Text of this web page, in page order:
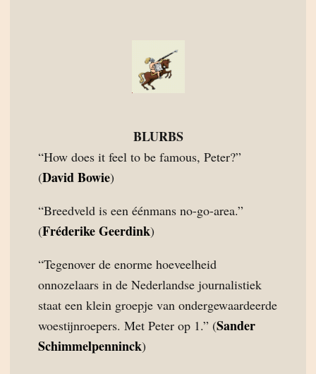
BLURBS
“How does it feel to be famous, Peter?”
(David Bowie)
“Breedveld is een éénmans no-go-area.”
(Fréderike Geerdink)
“Tegenover de enorme hoeveelheid
onnozelaars in de Nederlandse journalistiek
staat een klein groepje van ondergewaardeerde
woestijnroepers. Met Peter op 1.” (Sander
Schimmelpenninck)